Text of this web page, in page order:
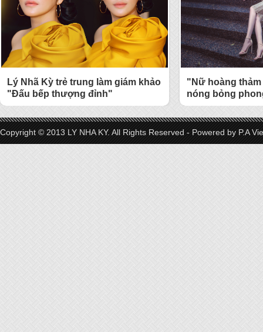
Lý Nhã Kỳ trẻ trung làm giám khảo
"Đấu bếp thượng đỉnh"
"Nữ hoàng
nóng bỏng
Copyright © 2013 LY NHA KY. All Rights Reserved - Powered by P.A